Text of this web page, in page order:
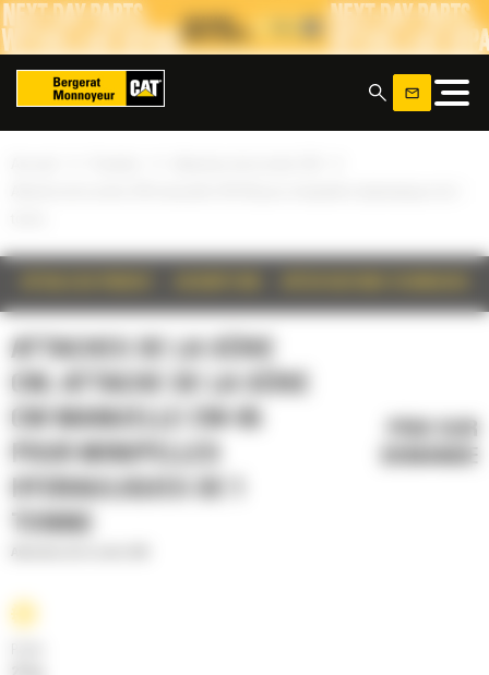
ATTACHES DE LA SÉRIE
CW, ATTACHE DE LA SÉRIE
CW MANUELLE CW-05
POUR MINIPELLES
HYDRAULIQUES DE 1
TONNE
Panneau de gestion des cookies